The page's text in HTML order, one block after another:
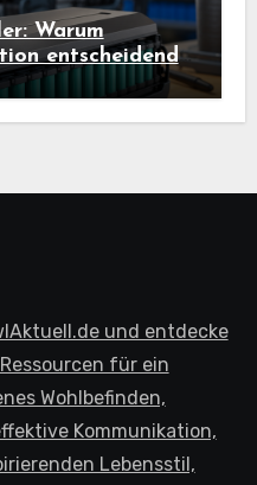
Warum
entscheidend
und entdecke
für ein
Wohlbefinden,
Kommunikation,
Lebensstil,